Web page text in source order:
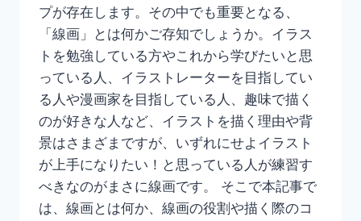
プが存在します。その中でも重要となる、
「線画」とは何かご存知でしょうか。イラス
トを勉強している方やこれから学びたいと思
っている人、イラストレーターを目指してい
る人や漫画家を目指している人、趣味で描く
のが好きな人など、イラストを描く理由や背
景はさまざまですが、いずれにせよイラスト
が上手になりたい！と思っている人が練習す
べきなのがまさに線画です。 そこで本記事で
は、線画とは何か、線画の役割や描く際のコ